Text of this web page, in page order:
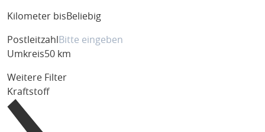
Kilometer bis Beliebig
Postleitzahl
Umkreis50 km
Weitere Filter
Kraftstoff